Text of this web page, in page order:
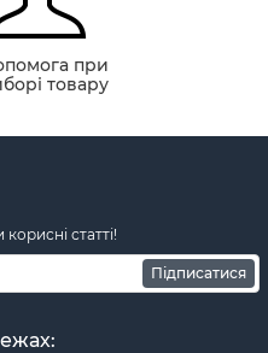
при
товару
статті!
Підписатися